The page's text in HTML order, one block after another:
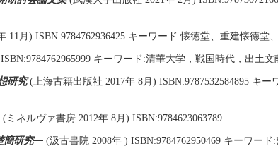
11月) ISBN:9784762936425 キーワード:懐徳堂、重建懐徳堂
キーワード:清華大学，戦国時代，出土文
研究(上海古籍出版社 2017年 8月) ISBN:9787532584895 キー
(ミネルヴァ書房 2012年 8月) ISBN:9784623063789
簡研究― (汲古書院 2008年 ) ISBN:9784762950469 キーワード: